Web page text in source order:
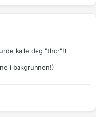
kalle deg "thor"!)
i bakgrunnen!)